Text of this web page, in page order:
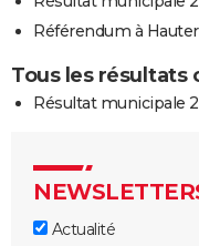
Référendum à
Tous les résultats
Résultat municipale
Actualité